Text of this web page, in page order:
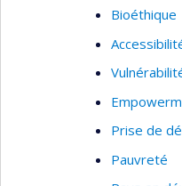
Secteurs
Santé
Institutions
Projets
Bioéthique
Prise de
Pauvreté